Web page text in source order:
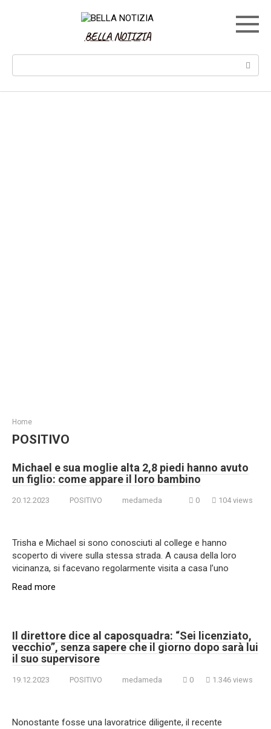
BELLA NOTIZIA
Search:
Home
POSITIVO
Michael e sua moglie alta 2,8 piedi hanno avuto
un figlio: come appare il loro bambino
20.12.2023 POSITIVO medameda 0 104 views
Trisha e Michael si sono conosciuti al college e hanno
scoperto di vivere sulla stessa strada. A causa della loro
vicinanza, si facevano regolarmente visita a casa l’uno
Read more
Il direttore dice al caposquadra: “Sei licenziato,
vecchio”, senza sapere che il giorno dopo sarà lui
il suo supervisore
19.12.2023 POSITIVO medameda 0 1.346 views
Nonostante fosse una lavoratrice diligente, il recente